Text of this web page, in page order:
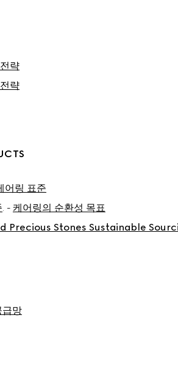
략
전략
어링 표준
. - 케어링의 순환성 목표
Precious Stones Sustainable
급망